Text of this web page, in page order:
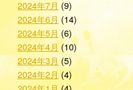
2024年7月 (9)
2024年6月(14)
2024年5月 (6)
2024年4月 (10)
2024年3月(5)
2024年2月 (4)